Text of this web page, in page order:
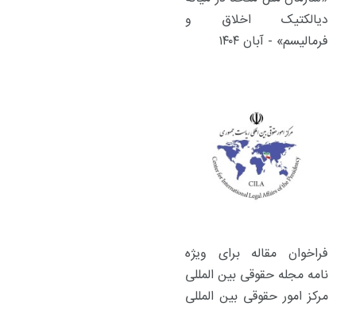
دیالکتیک اخلاق و
فرمالیسم» - آبان ۱۴۰۴
فراخوان مقاله برای ویژه
نامه مجله حقوقی بین المللی
مرکز امور حقوقی بین المللی